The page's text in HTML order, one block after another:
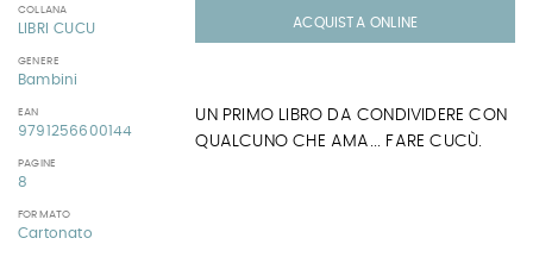
COLLANA
LIBRI CUCU
GENERE
Bambini
EAN
9791256600144
PAGINE
8
FORMATO
Cartonato
ACQUISTA ONLINE
UN PRIMO LIBRO DA CONDIVIDERE CON
QUALCUNO CHE AMA... FARE CUCÙ.